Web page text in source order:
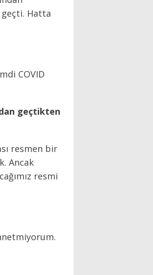
geçti. Hatta
COVID
geçtikten
resmen bir
Ancak
resmi